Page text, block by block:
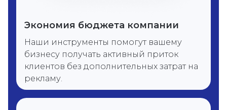
Экономия бюджета компании
Наши инструменты помогут вашему
бизнесу получать активный приток
клиентов без дополнительных затрат на
рекламу.